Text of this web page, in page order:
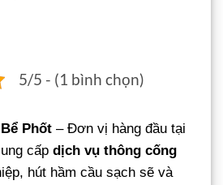
5/5 - (1 bình chọn)
Phốt – Đơn vị hàng đầu tại
cấp dịch vụ thông cống
hút hầm cầu sạch sẽ và